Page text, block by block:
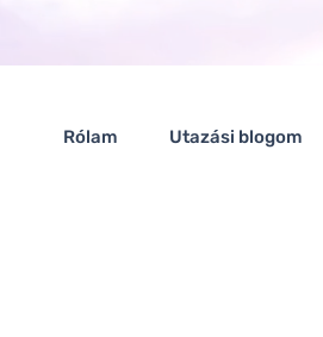
Rólam Utazási blogom